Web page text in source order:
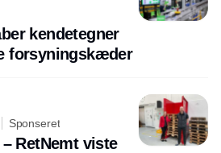
kendetegner
forsyningskæder
Sponseret
RetNemt viste